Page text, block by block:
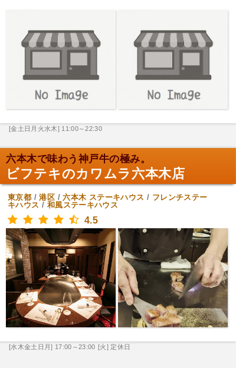
[金土日月火水木] 11:00～22:30
六本木で味わう神戸牛の極み。
ビフテキのカワムラ六本木店
東京都 /港区 /六本木 ステーキハウス / フレンチステー
キハウス / 和風ステーキハウス
4.5
[水木金土日月] 17:00～23:00 [火] 定休日